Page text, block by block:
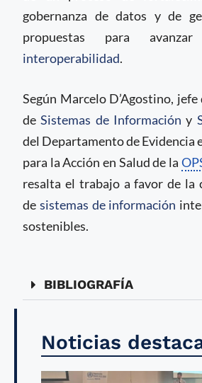
gobernanza de datos y de
propuestas para
interoperabilidad.
Según Marcelo D’Agostino,
deSistemas de Información y
del Departamento de Evidencia
para la Acción en Salud de la
resalta el trabajo a favor de la
de sistemas de información
sostenibles.
BIBLIOGRAFÍA
Noticias